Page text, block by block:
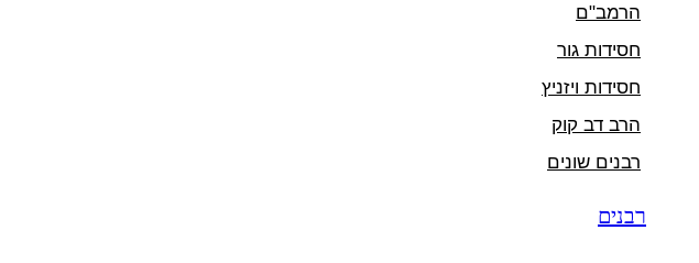
הרמב"ם
חסידות גור
חסידות ויזניץ
הרב דב קוק
רבנים שונים
רבנים